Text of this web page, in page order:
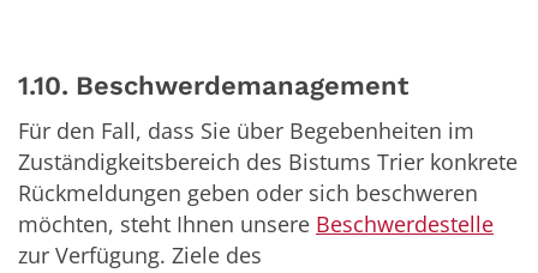
1.10. Beschwerdemanagement
Für den Fall, dass Sie über Begebenheiten im
Zuständigkeitsbereich des Bistums Trier konkrete
Rückmeldungen geben oder sich beschweren
möchten, steht Ihnen unsere Beschwerdestelle
zur Verfügung. Ziele des